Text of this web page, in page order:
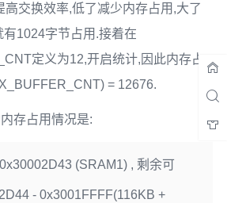
[];
交换效率,低了减少内存占用,大了
1024字节占用.接着在
定义为12,开启统计,因此内存占
= 12676.
存占用情况是:
(SRAM1) , 剩余可
- 0x3001FFFF(116KB +